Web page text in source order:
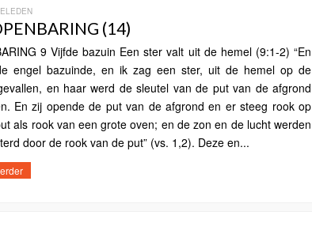
(14)
9 Vijfde bazuin Een ster valt uit de hemel (9:1-2) “En
engel bazuinde, en ik zag een ster, uit de hemel op de
en haar werd de sleutel van de put van de afgrond
En zij opende de put van de afgrond en er steeg rook op
als rook van een grote oven; en de zon en de lucht werden
door de rook van de put” (vs. 1,2). Deze en...